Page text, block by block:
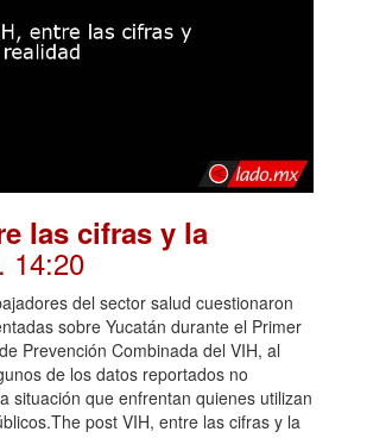
las cifras y la
. 14:20
del sector salud cuestionaron
sobre Yucatán durante el Primer
Prevención Combinada del VIH, al
de los datos reportados no
situación que enfrentan quienes utilizan
post VIH, entre las cifras y la